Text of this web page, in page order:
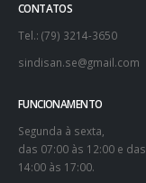
CONTATOS
Tel.: (79) 3214-3650
sindisan.se@gmail.com
FUNCIONAMENTO
Segunda à sexta,
das 07:00 às 12:00 e das
14:00 às 17:00.